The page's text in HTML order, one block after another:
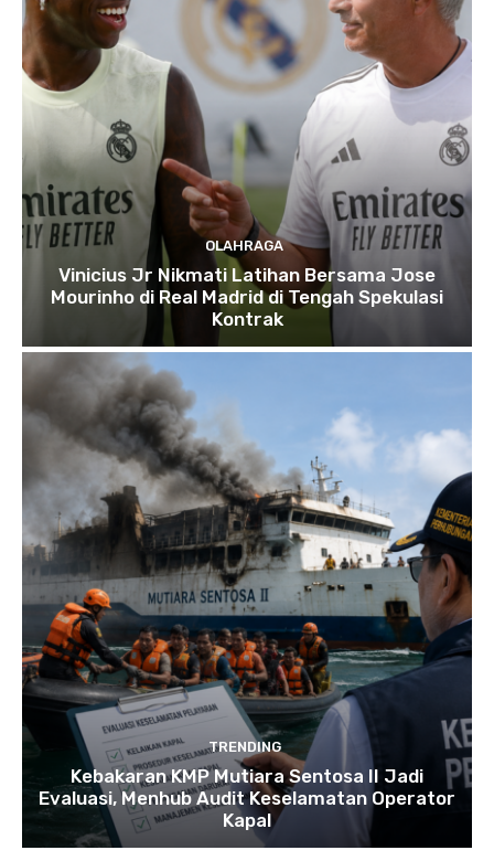
OLAHRAGA
Vinicius Jr Nikmati Latihan Bersama Jose
Mourinho di Real Madrid di Tengah Spekulasi
Kontrak
TRENDING
Kebakaran KMP Mutiara Sentosa II Jadi
Evaluasi, Menhub Audit Keselamatan Operator
Kapal